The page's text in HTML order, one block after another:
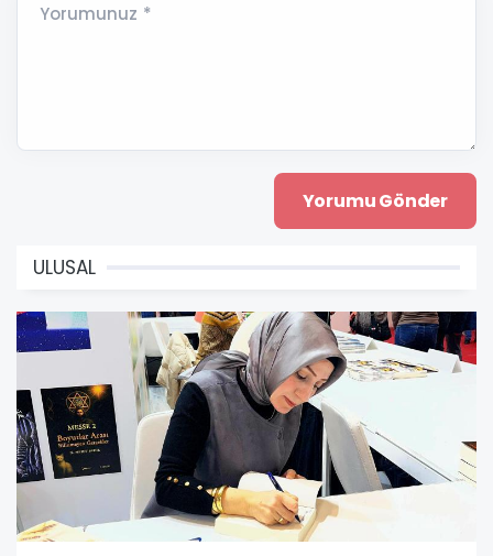
Yorumunuz *
ULUSAL